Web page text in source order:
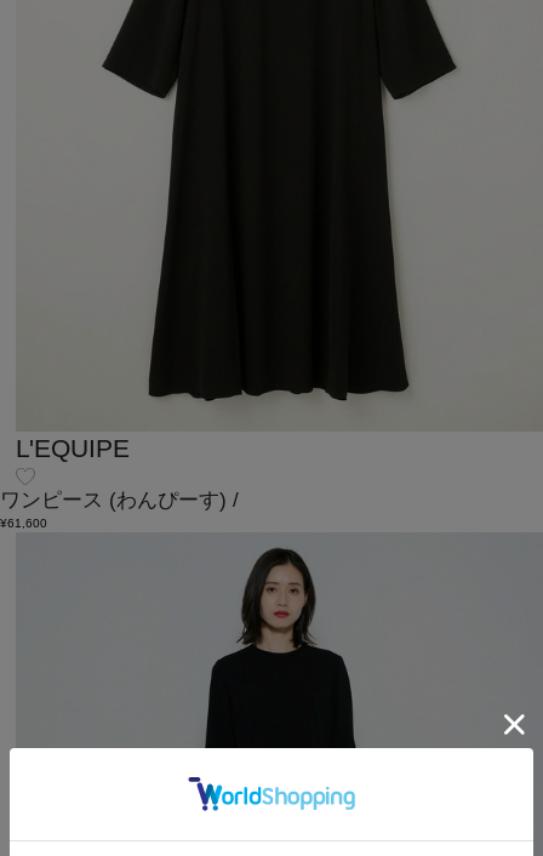
L'EQUIPE
ワンピース (わんぴーす) /
¥61,600